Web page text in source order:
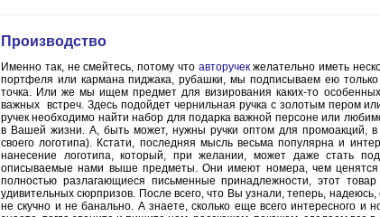
Производство
Именно так, не смейтесь, потому что авторучекжелательно иметь
портфеля или кармана пиджака, рубашки, мы подписываем ею
точка. Или же мы ищем предмет для визирования каких-то
важных встреч. Здесь подойдет чернильная ручка с золотым пером
ручек необходимо найти набор для подарка важной персоне или
в Вашей жизни. А, быть может, нужны ручки оптом для промоакций, в
своего логотипа). Кстати, последняя мысль весьма популярна и
нанесение логотипа, который, при желании, может даже стать
описываемые нами выше предметы. Они имеют номера, чем ценятся
полностью разлагающиеся письменные принадлежности, этот
удивительных сюрпризов. После всего, что Вы узнали, теперь,
не скучно и не банально. А знаете, сколько еще всего интересного